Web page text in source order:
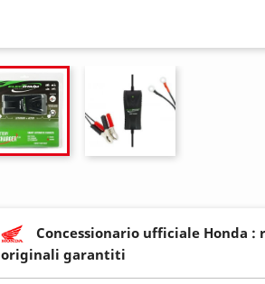
Concessionario ufficiale Honda :
originali garantiti